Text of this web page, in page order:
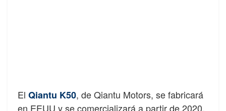
El Qiantu K50, de Qiantu Motors, se fabricará
en EEUU y se comercializará a partir de 2020.